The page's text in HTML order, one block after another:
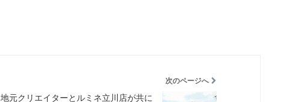
次のページへ
地元クリエイターとルミネ立川店が共に